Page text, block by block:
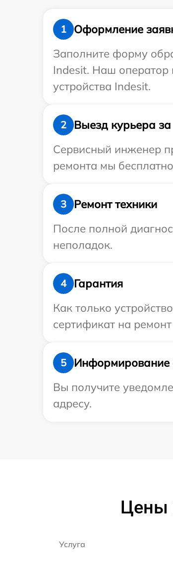
1
Оформление
Заполните форму
Indesit. Наш оператор
устройства Indesit.
2
Выезд курьера
Сервисный инженер
ремонта мы
3
Ремонт техники
После полной
неполадок.
4
Гарантия
Как только
сертификат на
5
Информирование
Вы получите
адресу.
Цены
Услуга